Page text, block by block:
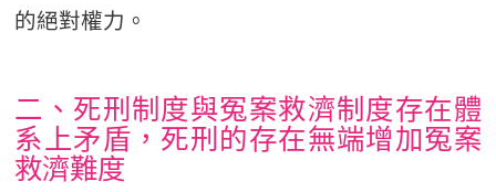
的絕對權力。
二、死刑制度與冤案救濟制度存在體
系上矛盾，死刑的存在無端增加冤案
救濟難度